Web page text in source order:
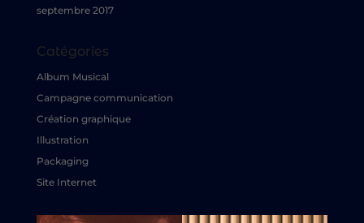
septembre 2017
Catégories
Album Musical
Campagne communication
Création graphique
Illustration
Packaging
Site Internet